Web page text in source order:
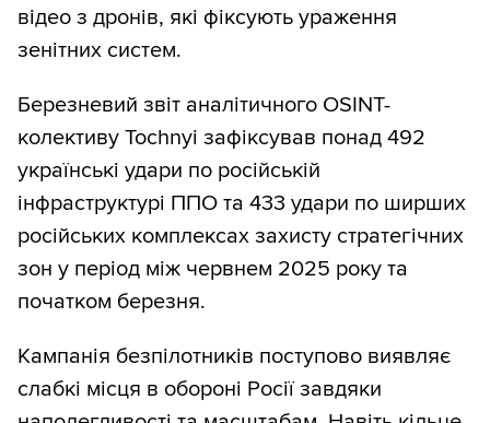
відео з дронів, які фіксують ураження
зенітних систем.
Березневий звіт аналітичного OSINT-
колективу Tochnyi зафіксував понад 492
українські удари по російській
інфраструктурі ППО та 433 удари по ширших
російських комплексах захисту стратегічних
зон у період між червнем 2025 року та
початком березня.
Кампанія безпілотників поступово виявляє
слабкі місця в обороні Росії завдяки